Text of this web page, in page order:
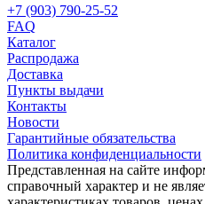
+7 (903) 790-25-52
FAQ
Каталог
Распродажа
Доставка
Пункты выдачи
Контакты
Новости
Гарантийные обязательства
Политика конфиденциальности
Представленная на сайте
справочный характер и не